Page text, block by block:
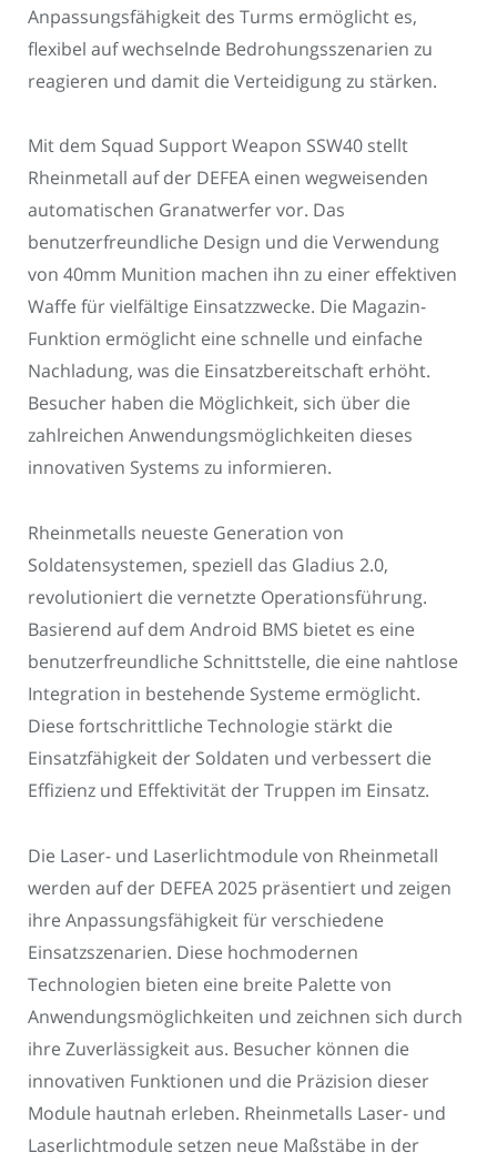
Anpassungsfähigkeit des Turms ermöglicht es,
flexibel auf wechselnde Bedrohungsszenarien zu
reagieren und damit die Verteidigung zu stärken.
Mit dem Squad Support Weapon SSW40 stellt
Rheinmetall auf der DEFEA einen wegweisenden
automatischen Granatwerfer vor. Das
benutzerfreundliche Design und die Verwendung
von 40mm Munition machen ihn zu einer effektiven
Waffe für vielfältige Einsatzzwecke. Die Magazin-
Funktion ermöglicht eine schnelle und einfache
Nachladung, was die Einsatzbereitschaft erhöht.
Besucher haben die Möglichkeit, sich über die
zahlreichen Anwendungsmöglichkeiten dieses
innovativen Systems zu informieren.
Rheinmetalls neueste Generation von
Soldatensystemen, speziell das Gladius 2.0,
revolutioniert die vernetzte Operationsführung.
Basierend auf dem Android BMS bietet es eine
benutzerfreundliche Schnittstelle, die eine nahtlose
Integration in bestehende Systeme ermöglicht.
Diese fortschrittliche Technologie stärkt die
Einsatzfähigkeit der Soldaten und verbessert die
Effizienz und Effektivität der Truppen im Einsatz.
Die Laser- und Laserlichtmodule von Rheinmetall
werden auf der DEFEA 2025 präsentiert und zeigen
ihre Anpassungsfähigkeit für verschiedene
Einsatzszenarien. Diese hochmodernen
Technologien bieten eine breite Palette von
Anwendungsmöglichkeiten und zeichnen sich durch
ihre Zuverlässigkeit aus. Besucher können die
innovativen Funktionen und die Präzision dieser
Module hautnah erleben. Rheinmetalls Laser- und
Laserlichtmodule setzen neue Maßstäbe in der